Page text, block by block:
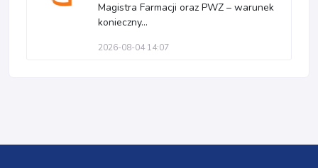
Magistra Farmacji oraz PWZ – warunek
konieczny...
2026-08-04 14:07